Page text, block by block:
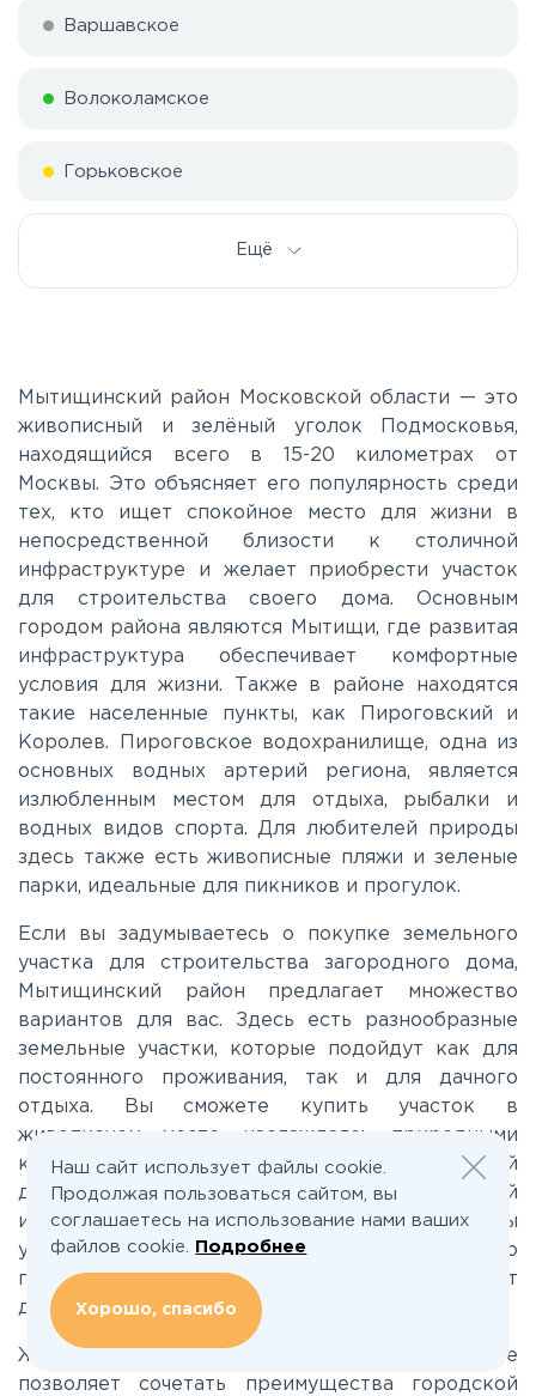
Варшавское
Волоколамское
Горьковское
Калужское
Каширское
Киевское
Ленинградское
Лихачевское
Можайское
Новорязанское
Носовихинское
Рогачёвское
Симферопольское
Ещё
Мытищинский район Московской области — это
живописный и зелёный уголок Подмосковья,
находящийся всего в 15-20 километрах от
Москвы. Это объясняет его популярность среди
тех, кто ищет спокойное место для жизни в
непосредственной близости к столичной
инфраструктуре и желает приобрести участок
для строительства своего дома. Основным
городом района являются Мытищи, где развитая
инфраструктура обеспечивает комфортные
условия для жизни. Также в районе находятся
такие населенные пункты, как Пироговский и
Королев. Пироговское водохранилище, одна из
основных водных артерий региона, является
излюбленным местом для отдыха, рыбалки и
водных видов спорта. Для любителей природы
здесь также есть живописные пляжи и зеленые
парки, идеальные для пикников и прогулок.
Если вы задумываетесь о покупке земельного
участка для строительства загородного дома,
Мытищинский район предлагает множество
вариантов для вас. Здесь есть разнообразные
земельные участки, которые подойдут как для
постоянного проживания, так и для дачного
отдыха. Вы сможете купить участок в
живописном месте, наслаждаясь природными
красотами и при этом быть в шаговой
доступности от всей необходимой
инфраструктуры. В этом районе доступны
участки разной площади и назначения, что
позволяет каждому найти оптимальный вариант
для своих нужд.
Жизнь загородом в Мытищинском районе
позволяет сочетать преимущества городской
Наш сайт использует файлы cookie.
Продолжая пользоваться сайтом, вы
соглашаетесь на использование нами ваших
файлов cookie.
Подробнее
Хорошо, спасибо